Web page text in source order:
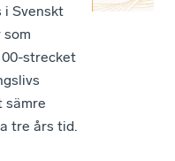
i Svenskt
strecket
sämre
tre års tid.